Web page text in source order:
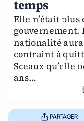
temps
Elle n’était plus
gouvernement.
nationalité aura
contraint à
Sceaux qu’elle
ans…
PARTAGER